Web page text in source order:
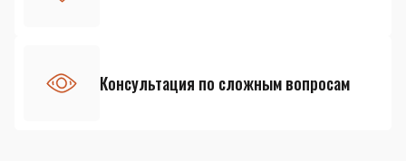
Консультация по сложным вопросам